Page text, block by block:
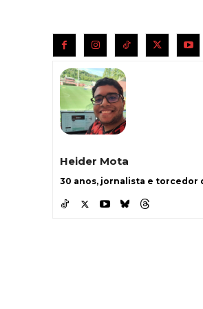
Heider Mota
30 anos, jornalista e torcedor